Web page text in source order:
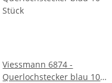
Viessmann 6874 -
Querlochstecker blau 10